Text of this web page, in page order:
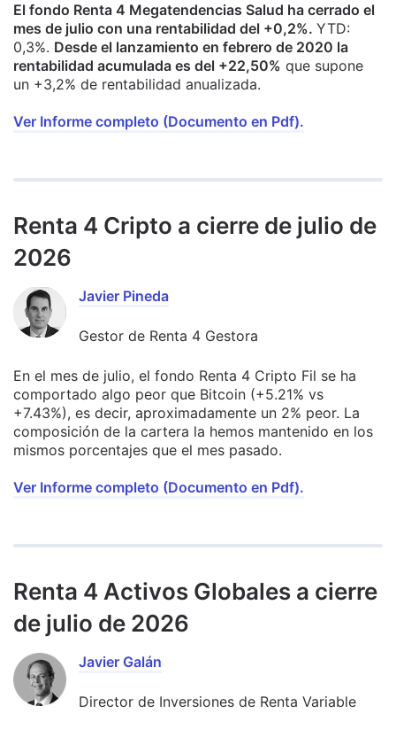
El fondo Renta 4 Megatendencias Salud ha cerrado el
mes de julio con una rentabilidad del +0,2%. YTD:
0,3%. Desde el lanzamiento en febrero de 2020 la
rentabilidad acumulada es del +22,50% que supone
un +3,2% de rentabilidad anualizada.
Ver Informe completo (Documento en Pdf).
Renta 4 Cripto a cierre de julio de
2026
Javier Pineda
Gestor de Renta 4 Gestora
En el mes de julio, el fondo Renta 4 Cripto Fil se ha
comportado algo peor que Bitcoin (+5.21% vs
+7.43%), es decir, aproximadamente un 2% peor. La
composición de la cartera la hemos mantenido en los
mismos porcentajes que el mes pasado.
Ver Informe completo (Documento en Pdf).
Renta 4 Activos Globales a cierre
de julio de 2026
Javier Galán
Director de Inversiones de Renta Variable